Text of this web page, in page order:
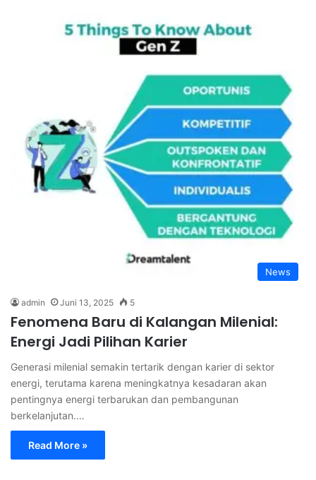
News
admin Juni 13, 2025 5
Fenomena Baru di Kalangan Milenial:
Energi Jadi Pilihan Karier
Generasi milenial semakin tertarik dengan karier di sektor
energi, terutama karena meningkatnya kesadaran akan
pentingnya energi terbarukan dan pembangunan
berkelanjutan.…
Read More »